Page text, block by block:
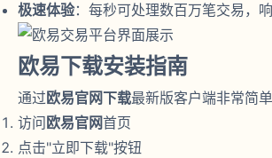
极速体验：每秒可处理数百万笔交易，
欧易下载安装指南
通过 欧易官网下载最新版客户端非常简单
访问 欧易官网首页
点击"立即下载"按钮